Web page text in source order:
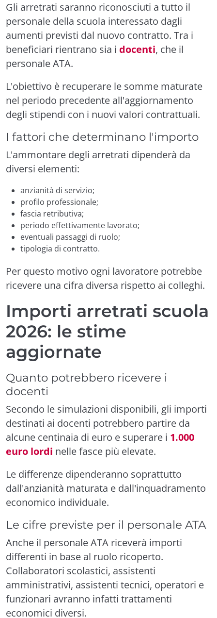
Gli arretrati saranno riconosciuti a tutto il
personale della scuola interessato dagli
aumenti previsti dal nuovo contratto. Tra i
beneficiari rientrano sia i docenti, che il
personale ATA.
L'obiettivo è recuperare le somme maturate
nel periodo precedente all'aggiornamento
degli stipendi con i nuovi valori contrattuali.
I fattori che determinano l'importo
L'ammontare degli arretrati dipenderà da
diversi elementi:
anzianità di servizio;
profilo professionale;
fascia retributiva;
periodo effettivamente lavorato;
eventuali passaggi di ruolo;
tipologia di contratto.
Per questo motivo ogni lavoratore potrebbe
ricevere una cifra diversa rispetto ai colleghi.
Importi arretrati scuola
2026: le stime
aggiornate
Quanto potrebbero ricevere i
docenti
Secondo le simulazioni disponibili, gli importi
destinati ai docenti potrebbero partire da
alcune centinaia di euro e superare i 1.000
euro lordi nelle fasce più elevate.
Le differenze dipenderanno soprattutto
dall'anzianità maturata e dall'inquadramento
economico individuale.
Le cifre previste per il personale ATA
Anche il personale ATA riceverà importi
differenti in base al ruolo ricoperto.
Collaboratori scolastici, assistenti
amministrativi, assistenti tecnici, operatori e
funzionari avranno infatti trattamenti
economici diversi.